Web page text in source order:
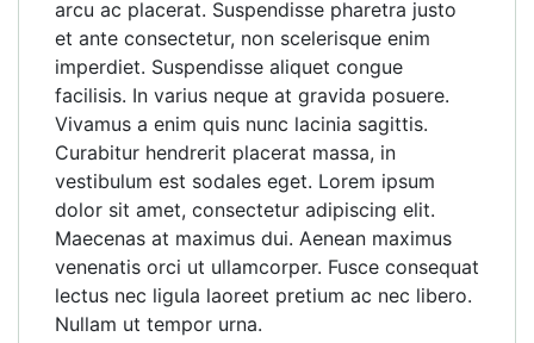
arcu ac placerat. Suspendisse pharetra justo
et ante consectetur, non scelerisque enim
imperdiet. Suspendisse aliquet congue
facilisis. In varius neque at gravida posuere.
Vivamus a enim quis nunc lacinia sagittis.
Curabitur hendrerit placerat massa, in
vestibulum est sodales eget. Lorem ipsum
dolor sit amet, consectetur adipiscing elit.
Maecenas at maximus dui. Aenean maximus
venenatis orci ut ullamcorper. Fusce consequat
lectus nec ligula laoreet pretium ac nec libero.
Nullam ut tempor urna.